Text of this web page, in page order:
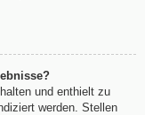
und enthielt zu
werden. Stellen